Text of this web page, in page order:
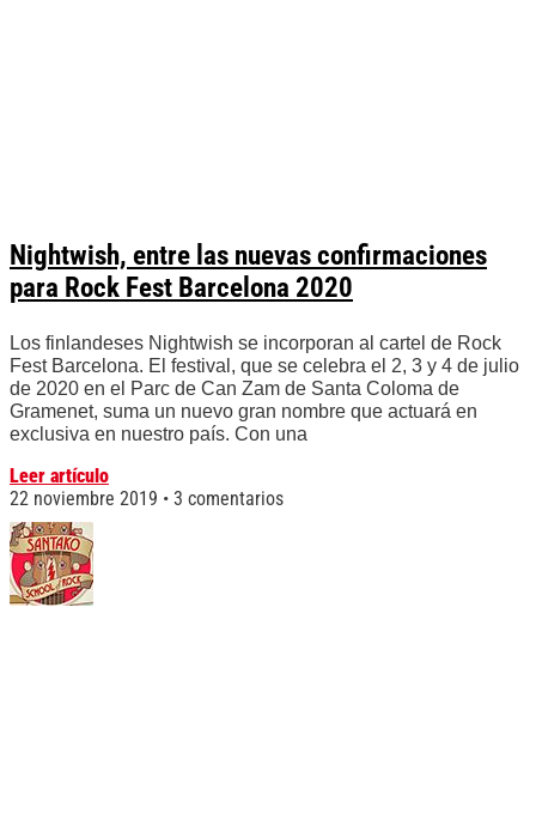
Nightwish, entre las nuevas confirmaciones
para Rock Fest Barcelona 2020
Los finlandeses Nightwish se incorporan al cartel de Rock
Fest Barcelona. El festival, que se celebra el 2, 3 y 4 de julio
de 2020 en el Parc de Can Zam de Santa Coloma de
Gramenet, suma un nuevo gran nombre que actuará en
exclusiva en nuestro país. Con una
Leer artículo
22 noviembre 2019
3 comentarios